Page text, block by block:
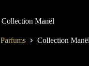
Collection Manël
Parfums Collection Manël